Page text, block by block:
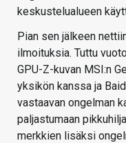
keskustelualueen
Pian sen jälkeen
ilmoituksia. Tuttu
GPU-Z-kuvan MSI:n
yksikön kanssa ja
vastaavan ongelman
paljastumaan
merkkien lisäksi